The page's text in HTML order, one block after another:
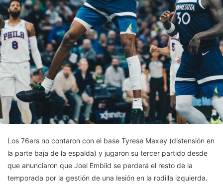
Los 76ers no contaron con el base Tyrese Maxey (distensión en
la parte baja de la espalda) y jugaron su tercer partido desde
que anunciaron que Joel Embiid se perderá el resto de la
temporada por la gestión de una lesión en la rodilla izquierda.